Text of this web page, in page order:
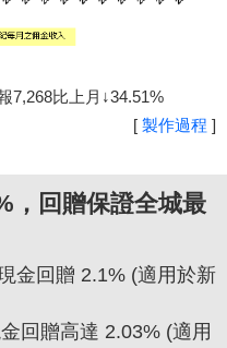
7,268比上月↓34.51%
[ 製作過程 ]
，回贈保證全城最
金回贈 2.1% (適用於新
回贈高達 2.03% (適用